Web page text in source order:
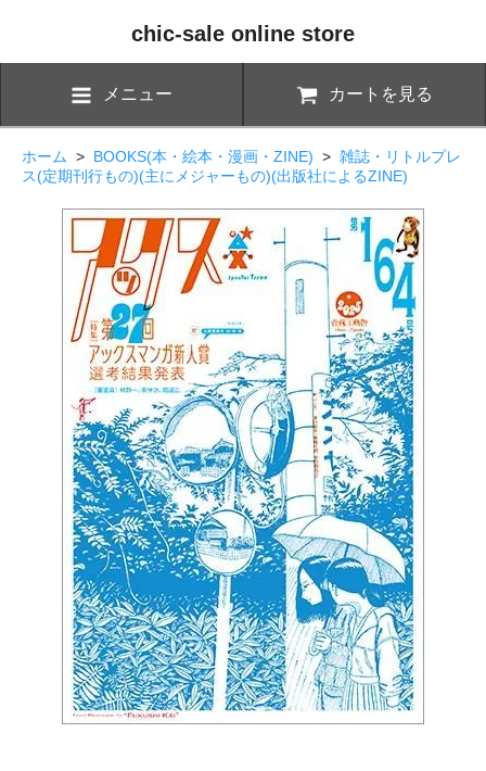
chic-sale online store
メニュー カートを見る
ホーム > BOOKS(本・絵本・漫画・ZINE) > 雑誌・リトルプレ
ス(定期刊行もの)(主にメジャーもの)(出版社によるZINE)